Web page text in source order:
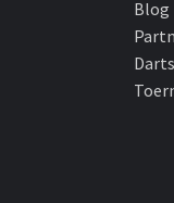
Blog